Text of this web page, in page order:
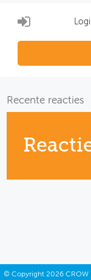
Recente reacties
© Copyright2026 CROW